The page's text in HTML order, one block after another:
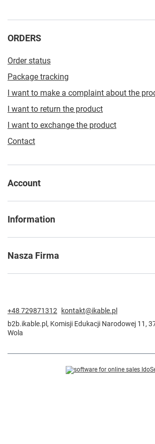
ORDERS
Order status
Package tracking
I want to make a complaint about the
I want to return the product
I want to exchange the product
Contact
Account
Information
Nasza Firma
+48 729871312
kontakt@ikable.pl
b2b.ikable.pl , Komisji Edukacji Narodowej 11 ,
Wola